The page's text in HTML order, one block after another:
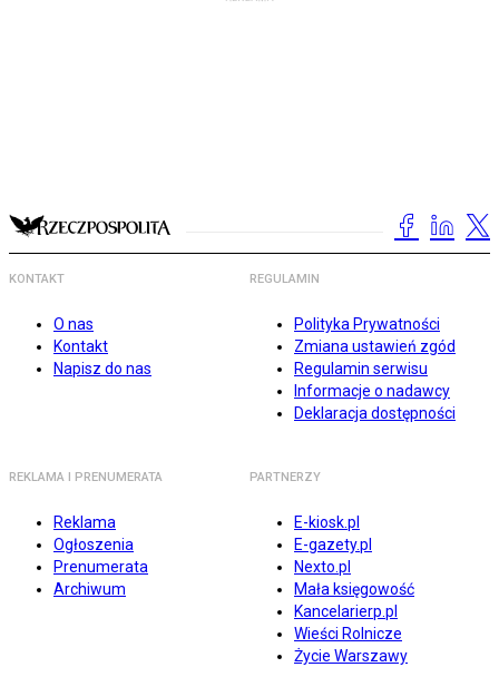
KONTAKT
O nas
Kontakt
Napisz do nas
REGULAMIN
Polityka Prywatności
Zmiana ustawień zgód
Regulamin serwisu
Informacje o nadawcy
Deklaracja dostępności
REKLAMA I PRENUMERATA
Reklama
Ogłoszenia
Prenumerata
Archiwum
PARTNERZY
E-kiosk.pl
E-gazety.pl
Nexto.pl
Mała księgowość
Kancelarierp.pl
Wieści Rolnicze
Życie Warszawy